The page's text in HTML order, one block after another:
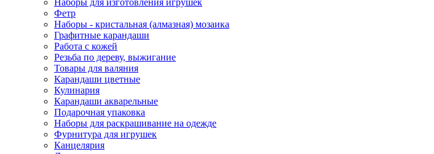
Наборы для изготовления игрушек
Фетр
Наборы - кристальная (алмазная) мозаика
Графитные карандаши
Работа с кожей
Резьба по дереву, выжигание
Товары для валяния
Карандаши цветные
Кулинария
Карандаши акварельные
Подарочная упаковка
Наборы для раскрашивание на одежде
Фурнитура для игрушек
Канцелярия